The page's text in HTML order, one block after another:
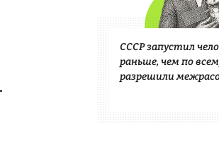
СССР запустил
раньше, чем по
разрешили